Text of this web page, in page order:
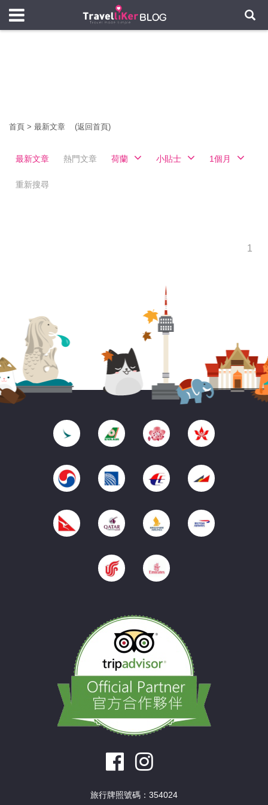
首頁 > 最新文章 (返回首頁)
最新文章 熱門文章 荷蘭 小貼士 1個月
重新搜尋
1
旅行牌照號碼：354024